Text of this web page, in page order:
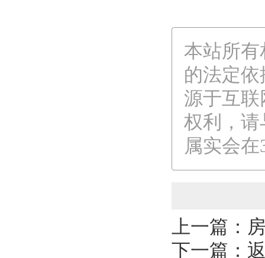
本站所
的法定
源于互
权利，
属实会
上一篇：
下一篇：